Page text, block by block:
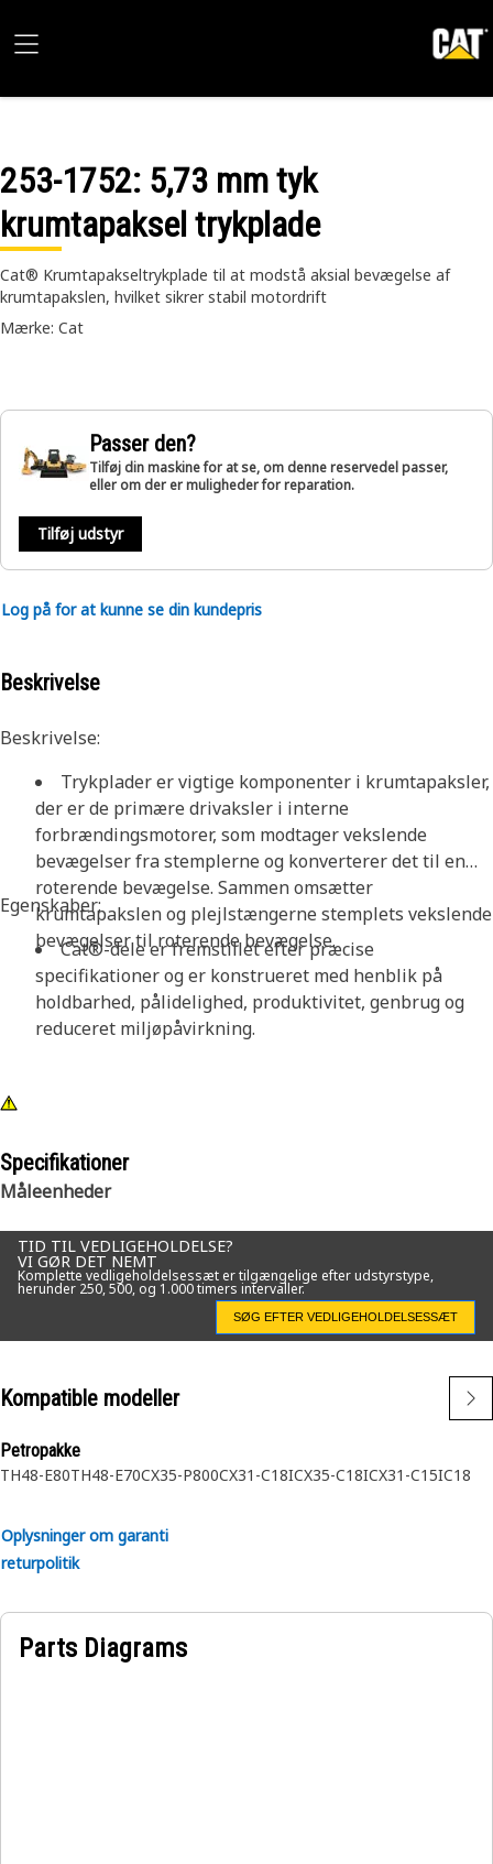
253-1752: 5,73 mm tyk
krumtapaksel trykplade
Cat® Krumtapakseltrykplade til at modstå aksial bevægelse af
krumtapakslen, hvilket sikrer stabil motordrift
Mærke: Cat
Passer den?
Tilføj din maskine for at se, om denne reservedel passer,
eller om der er muligheder for reparation.
Tilføj udstyr
Log på for at kunne se din kundepris
Beskrivelse
Beskrivelse:
Trykplader er vigtige komponenter i krumtapaksler,
der er de primære drivaksler i interne
forbrændingsmotorer, som modtager vekslende
bevægelser fra stemplerne og konverterer det til en
roterende bevægelse. Sammen omsætter
krumtapakslen og plejlstængerne stemplets vekslende
bevægelser til roterende bevægelse.
Egenskaber:
Cat®-dele er fremstillet efter præcise
specifikationer og er konstrueret med henblik på
holdbarhed, pålidelighed, produktivitet, genbrug og
reduceret miljøpåvirkning.
Specifikationer
Måleenheder
TID TIL VEDLIGEHOLDELSE?
VI GØR DET NEMT
Komplette vedligeholdelsessæt er tilgængelige efter udstyrstype,
herunder 250, 500, og 1.000 timers intervaller.
SØG EFTER VEDLIGEHOLDELSESSÆT
Kompatible modeller
Petropakke
TH48-E80TH48-E70CX35-P800CX31-C18ICX35-C18ICX31-C15IC18
Oplysninger om garanti
returpolitik
Parts Diagrams